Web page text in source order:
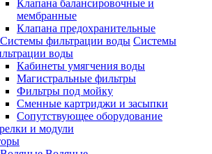
Клапана балансировочные и
мембранные
Клапана предохранительные
Системы
воды
Кабинеты умягчения воды
Магистральные фильтры
Фильтры под мойку
Сменные картриджи и засыпки
Сопутствующее оборудование
и модули